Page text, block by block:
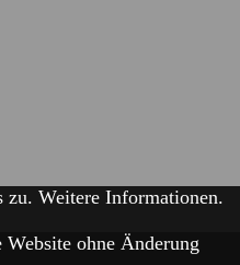
zu. Weitere Informationen.
ohne Änderung